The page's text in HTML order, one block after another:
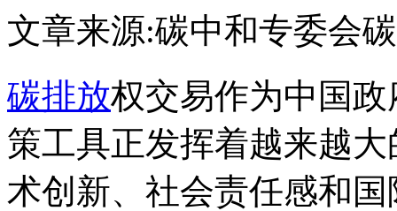
文章来源:碳中和专委会
碳排放权交易作为中国政
策工具正发挥着越来越
术创新、社会责任感和